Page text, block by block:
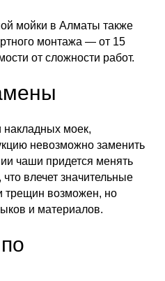
мойки в Алматы также
монтажа — от 15
от сложности работ.
накладных моек,
невозможно заменить
чаши придется менять
влечет значительные
трещин возможен, но
и материалов.